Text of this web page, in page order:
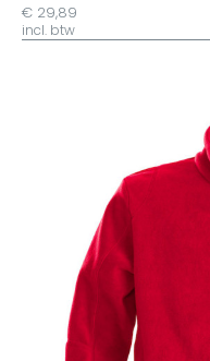
€ 29,89
incl. btw